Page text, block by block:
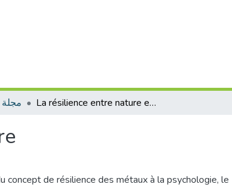
مجلة La résilience entre nature et culture
concept de résilience des métaux à la psychologie, le